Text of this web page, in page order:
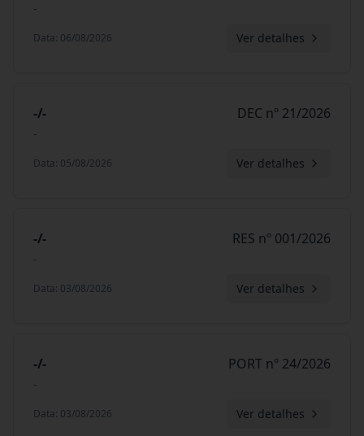
-
Data: 06/08/2026 Ver detalhes
-/-
-
DEC nº 21/2026
Data: 05/08/2026 Ver detalhes
-/-
-
RES nº 001/2026
Data: 03/08/2026 Ver detalhes
-/-
-
PORT nº 24/2026
Data: 03/08/2026 Ver detalhes